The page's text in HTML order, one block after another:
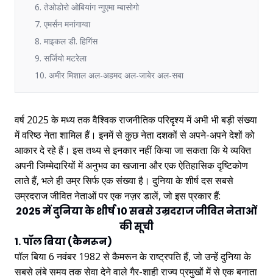
6. तेओडोरो ओबियांग न्गुएमा म्बासोगो
7. एमर्सन मनांगाग्वा
8. माइकल डी. हिगिंस
9. सर्जियो मटरेला
10. अमीर मिशाल अल-अहमद अल-जाबेर अल-सबा
वर्ष 2025 के मध्य तक वैश्विक राजनीतिक परिदृश्य में अभी भी बड़ी संख्या
में वरिष्ठ नेता शामिल हैं। इनमें से कुछ नेता दशकों से अपने-अपने देशों को
आकार दे रहे हैं। इस तथ्य से इनकार नहीं किया जा सकता कि ये व्यक्ति
अपनी जिम्मेदारियों में अनुभव का खजाना और एक ऐतिहासिक दृष्टिकोण
लाते हैं, भले ही उम्र सिर्फ एक संख्या है। दुनिया के शीर्ष दस सबसे
उम्रदराज जीवित नेताओं पर एक नज़र डालें, जो इस प्रकार हैं:
2025 में दुनिया के शीर्ष 10 सबसे उम्रदराज जीवित नेताओं
की सूची
1. पॉल बिया (कैमरून)
पॉल बिया 6 नवंबर 1982 से कैमरून के राष्ट्रपति हैं, जो उन्हें दुनिया के
सबसे लंबे समय तक सेवा देने वाले गैर-शाही राज्य प्रमुखों में से एक बनाता